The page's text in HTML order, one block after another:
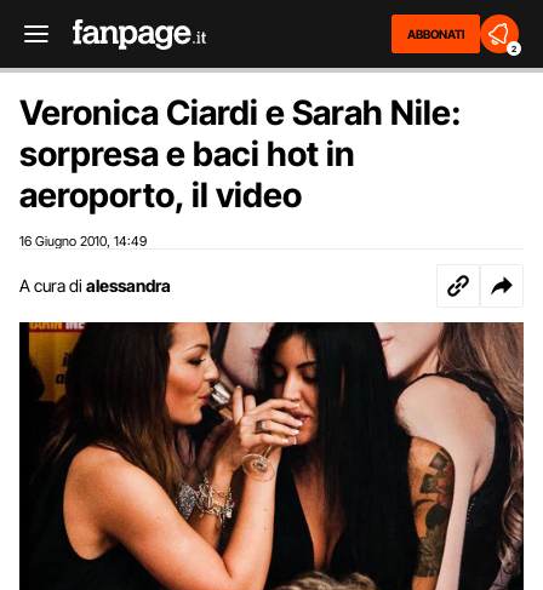
ABBONATI
2
Veronica Ciardi e Sarah Nile:
sorpresa e baci hot in
aeroporto, il video
16 Giugno 2010 14:49
A cura di alessandra